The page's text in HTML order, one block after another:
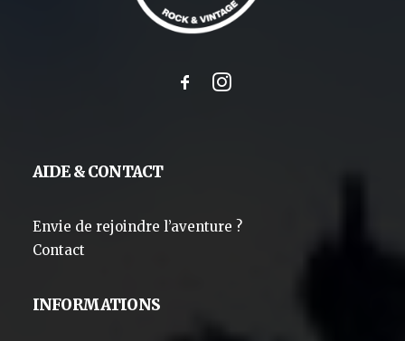
AIDE & CONTACT
Envie de rejoindre l’aventure ?
Contact
INFORMATIONS